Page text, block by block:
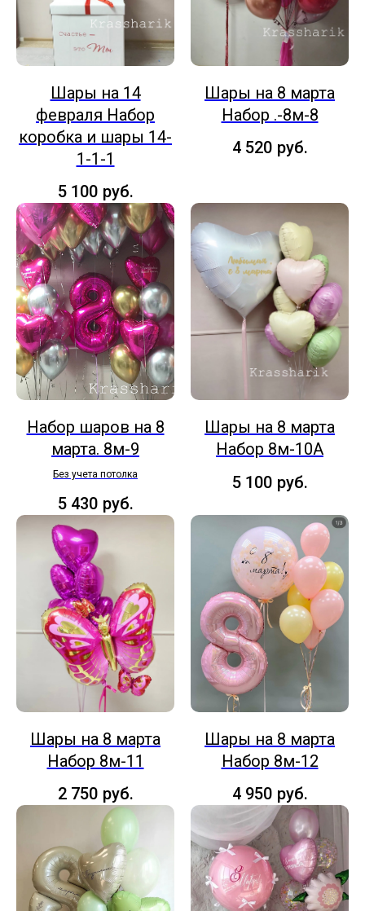
Шары на 14
февраля Набор
коробка и шары 14-
1-1-1
5 100 руб.
Шары на 8 марта
Набор .-8м-8
4 520 руб.
Набор шаров на 8
марта. 8м-9
Без учета потолка
5 430 руб.
Шары на 8 марта
Набор 8м-10А
5 100 руб.
Шары на 8 марта
Набор 8м-11
2 750 руб.
Шары на 8 марта
Набор 8м-12
4 950 руб.